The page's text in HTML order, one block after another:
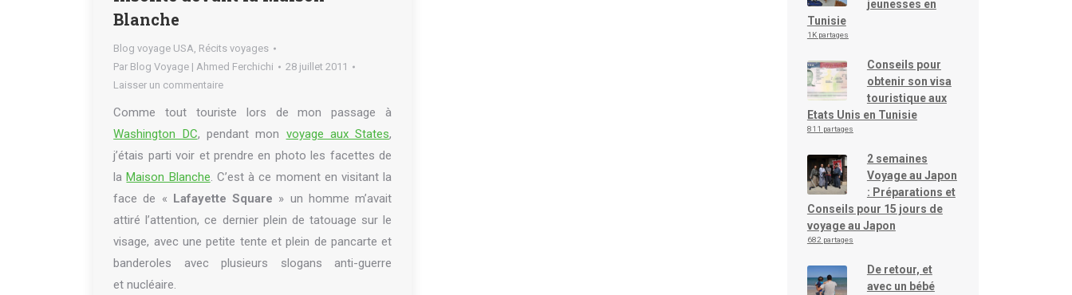
Blanche
Blog voyage USA, Récits voyages
Par Blog Voyage | Ahmed Ferchichi
28 juillet 2011
Laisser un commentaire
Comme tout touriste lors de mon passage à
Washington DC, pendant mon voyage aux States,
j’étais parti voir et prendre en photo les facettes de
laMaison Blanche. C’est à ce moment en visitant la
face de « Lafayette Square » un homme m’avait
attiré l’attention, ce dernier plein de tatouage sur le
visage, avec une petite tente et plein de pancarte et
banderoles avec plusieurs slogans anti-guerre
et nucléaire.
jeunesses en
Tunisie
1K partages
Conseils pour
obtenir son visa
touristique aux
Etats Unis en Tunisie
811 partages
2 semaines
Voyage au Japon
: Préparations et
Conseils pour 15 jours de
voyage au Japon
682 partages
De retour, et
avec un bébé